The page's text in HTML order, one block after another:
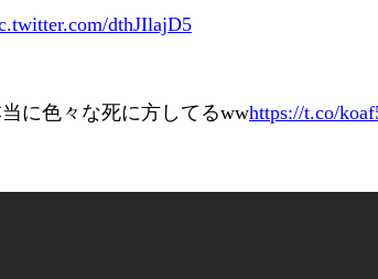
dthJIlajD5
に色々な死に方してるwwhttps://t.co/